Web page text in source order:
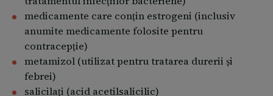
sindrom Stevens-Johnson, necroliză epidermică
toxică, reacție la medicament cu eozinofilie și
simptome sistemice (DRESS), eritem multiform și
angioedem în asociere cu tratamentul cu valproat.
Solicitați imediat asistență medicală dacă observați
oricare dintre simptomele asociate acestor reacții
medicamente care conţin estrogeni (inclusiv
anumite medicamente folosite pentru
contracepţie)
metamizol (utilizat pentru tratarea durerii și
febrei)
salicilaţi (acid acetilsalicilic)